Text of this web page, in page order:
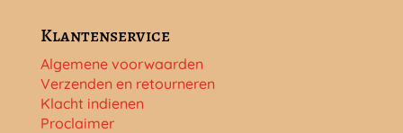
Klantenservice
Algemene voorwaarden
Verzenden en retourneren
Klacht indienen
Proclaimer